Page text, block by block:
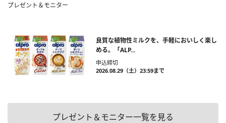
プレゼント＆モニター
良質な植物性ミルクを、手軽においしく楽し
める。「ALP...
申込締切
2026.08.29（土）23:59まで
プレゼント＆モニター一覧を見る